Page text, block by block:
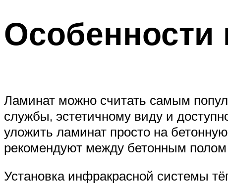
Особенности
Ламинат можно считать самым
службы, эстетичному виду и
уложить ламинат просто на
рекомендуют между бетонным
Установка инфракрасной системы